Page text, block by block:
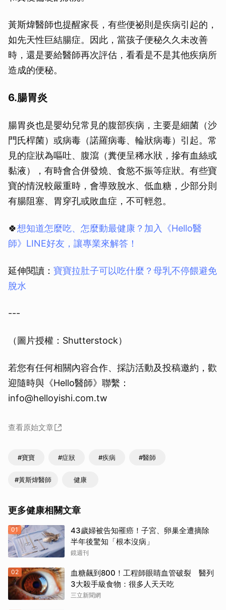
黃斯煒醫師也提醒家長，有些便祕則是疾病引起的，
如先天性巨結腸症。因此，當孩子便秘久久未改善
時，還是要給醫師再次評估，看看是不是其他疾病所
造成的便秘。
6.腸胃炎
腸胃炎也是嬰幼兒常見的腹部疾病，主要是細菌（沙
門氏桿菌）或病毒（諾羅病毒、輪狀病毒）引起。常
見的症狀為嘔吐、腹瀉（糞便呈稀水狀，摻有血絲或
黏液），有時會合併發燒、食慾不振等症狀。有些寶
寶的情況較嚴重時，會導致脫水、低血糖，少部分則
有腸阻塞、胃穿孔或敗血症，不可輕忽。
🍀想知道怎麼吃、怎麼動最健康？加入《Hello醫
師》LINE好友，讓專業來解答！
延伸閱讀： 寶寶拉肚子可以吃什麼？母乳不停餵避免
脫水
---
（圖片授權：Shutterstock）
若您有任何相關內容合作、採訪活動及投稿邀約，歡
迎隨時與《Hello醫師》聯繫：
info@helloyishi.com.tw
查看原始文章
#寶寶 #症狀 #疾病 #醫師
#黃斯煒醫師 健康
更多健康相關文章
01
43歲婦被告知罹癌！子宮、卵巢全遭摘除
半年後驚知「根本沒病」
鏡週刊
02
血糖飆到800！工程師眼睛血管破裂 醫列
3大殺手級食物：很多人天天吃
三立新聞網